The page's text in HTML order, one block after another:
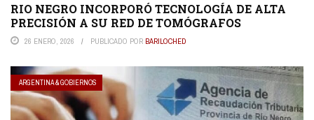
RIO NEGRO INCORPORÓ TECNOLOGÍA DE ALTA
PRECISIÓN A SU RED DE TOMÓGRAFOS
26 ENERO, 2026 PUBLICADO POR BARILOCHED
ARGENTINA & GOBIERNOS